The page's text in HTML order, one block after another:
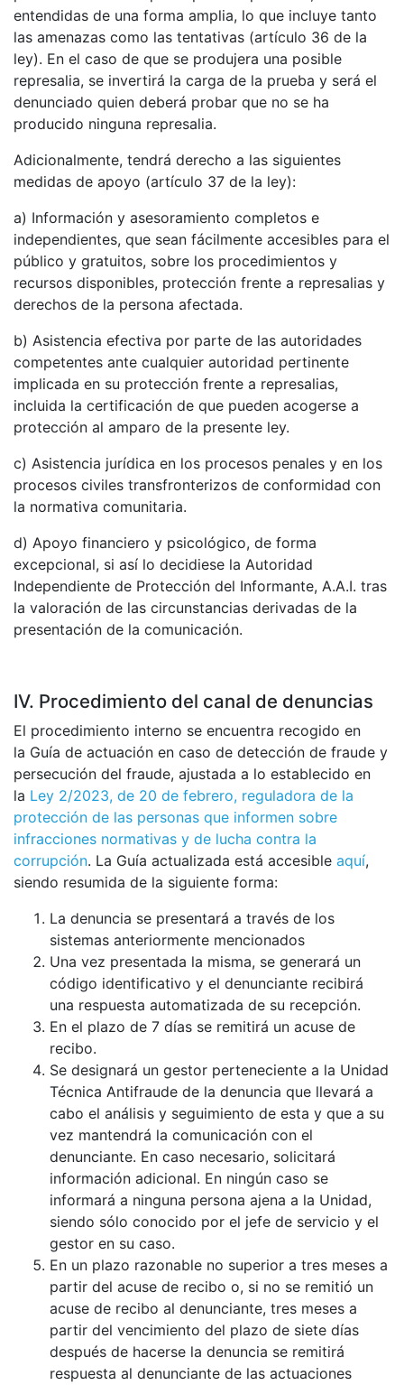
entendidas de una forma amplia, lo que incluye tanto
las amenazas como las tentativas (artículo 36 de la
ley). En el caso de que se produjera una posible
represalia, se invertirá la carga de la prueba y será el
denunciado quien deberá probar que no se ha
producido ninguna represalia.
Adicionalmente, tendrá derecho a las siguientes
medidas de apoyo (artículo 37 de la ley):
a) Información y asesoramiento completos e
independientes, que sean fácilmente accesibles para el
público y gratuitos, sobre los procedimientos y
recursos disponibles, protección frente a represalias y
derechos de la persona afectada.
b) Asistencia efectiva por parte de las autoridades
competentes ante cualquier autoridad pertinente
implicada en su protección frente a represalias,
incluida la certificación de que pueden acogerse a
protección al amparo de la presente ley.
c) Asistencia jurídica en los procesos penales y en los
procesos civiles transfronterizos de conformidad con
la normativa comunitaria.
d) Apoyo financiero y psicológico, de forma
excepcional, si así lo decidiese la Autoridad
Independiente de Protección del Informante, A.A.I. tras
la valoración de las circunstancias derivadas de la
presentación de la comunicación.
IV. Procedimiento del canal de denuncias
El procedimiento interno se encuentra recogido en
la Guía de actuación en caso de detección de fraude y
persecución del fraude, ajustada a lo establecido en
la Ley 2/2023, de 20 de febrero, reguladora de la
protección de las personas que informen sobre
infracciones normativas y de lucha contra la
corrupción. La Guía actualizada está accesible aquí,
siendo resumida de la siguiente forma:
La denuncia se presentará a través de los
sistemas anteriormente mencionados
Una vez presentada la misma, se generará un
código identificativo y el denunciante recibirá
una respuesta automatizada de su recepción.
En el plazo de 7 días se remitirá un acuse de
recibo.
Se designará un gestor perteneciente a la Unidad
Técnica Antifraude de la denuncia que llevará a
cabo el análisis y seguimiento de esta y que a su
vez mantendrá la comunicación con el
denunciante. En caso necesario, solicitará
información adicional. En ningún caso se
informará a ninguna persona ajena a la Unidad,
siendo sólo conocido por el jefe de servicio y el
gestor en su caso.
En un plazo razonable no superior a tres meses a
partir del acuse de recibo o, si no se remitió un
acuse de recibo al denunciante, tres meses a
partir del vencimiento del plazo de siete días
después de hacerse la denuncia se remitirá
respuesta al denunciante de las actuaciones